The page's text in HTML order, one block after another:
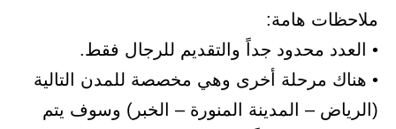
ملاحظات هامة:
• العدد محدود جداً والتقديم للرجال فقط.
• هناك مرحلة أخرى وهي مخصصة للمدن التالية
(الرياض – المدينة المنورة – الخبر) وسوف يتم